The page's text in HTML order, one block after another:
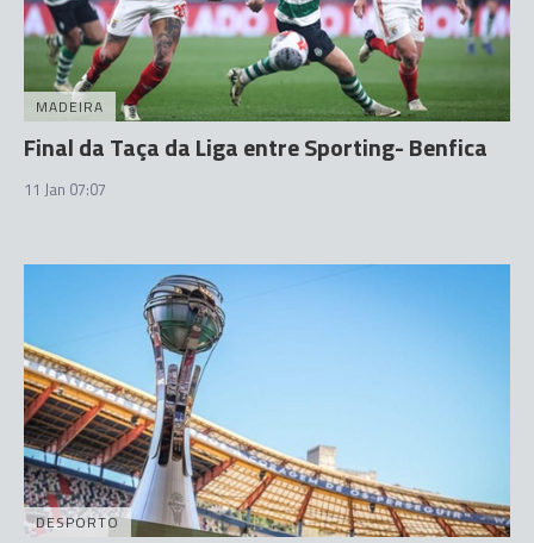
MADEIRA
Final da Taça da Liga entre Sporting- Benfica
11 Jan 07:07
DESPORTO